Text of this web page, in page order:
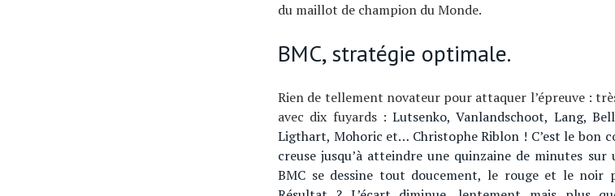
du maillot de champion du Monde.
BMC, stratégie optimale.
Rien de tellement novateur pour attaquer l’épreuve :
avec dix fuyards : Lutsenko, Vanlandschoot, Lang,
Ligthart, Mohoric et… Christophe Riblon ! C’est le bon
creuse jusqu’à atteindre une quinzaine de minutes
BMC se dessine tout doucement, le rouge et le noir